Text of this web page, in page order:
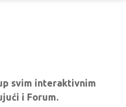
svim interaktivnim
i Forum.